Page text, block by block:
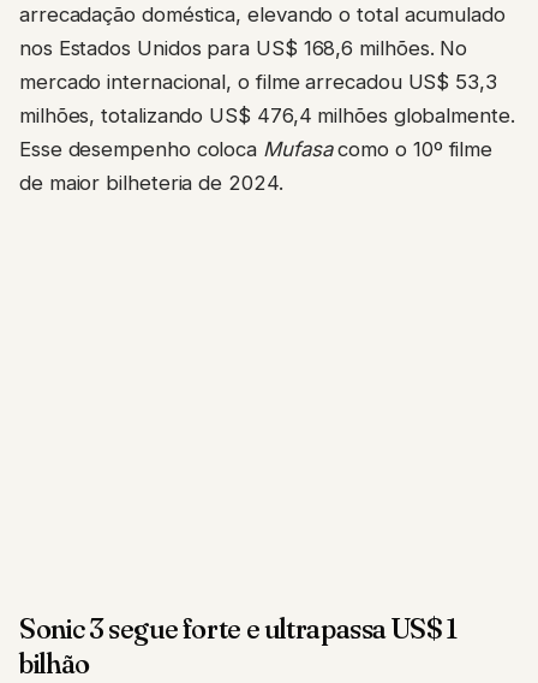
arrecadação doméstica, elevando o total acumulado
nos Estados Unidos para US$ 168,6 milhões. No
mercado internacional, o filme arrecadou US$ 53,3
milhões, totalizando US$ 476,4 milhões globalmente.
Esse desempenho coloca Mufasacomo o 10º filme
de maior bilheteria de 2024.
Sonic 3 segue forte e ultrapassa US$ 1
bilhão